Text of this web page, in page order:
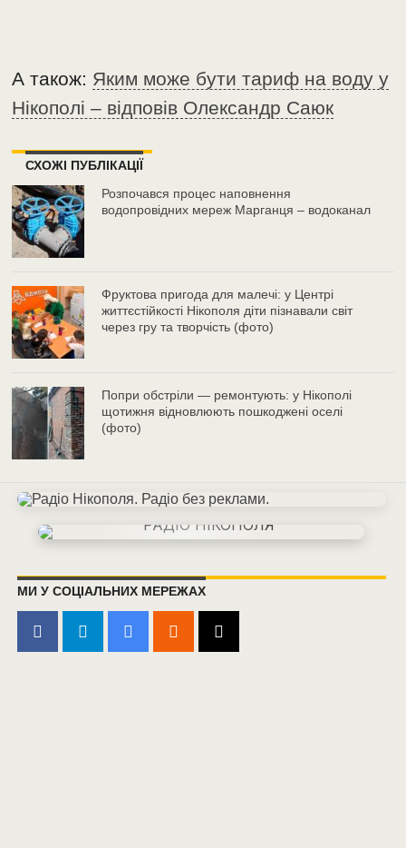
А також: Яким може бути тариф на воду у
Нікополі – відповів Олександр Саюк
СХОЖІ ПУБЛІКАЦІЇ
Розпочався процес наповнення
водопровідних мереж Марганця – водоканал
Фруктова пригода для малечі: у Центрі
життєстійкості Нікополя діти пізнавали світ
через гру та творчість (фото)
Попри обстріли — ремонтують: у Нікополі
щотижня відновлюють пошкоджені оселі
(фото)
МИ У СОЦІАЛЬНИХ МЕРЕЖАХ